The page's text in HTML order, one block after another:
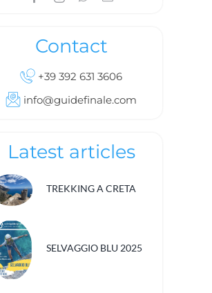
Contact
+39 392 631 3606
info@guidefinale.com
Latest articles
TREKKING A CRETA
SELVAGGIO BLU 2025